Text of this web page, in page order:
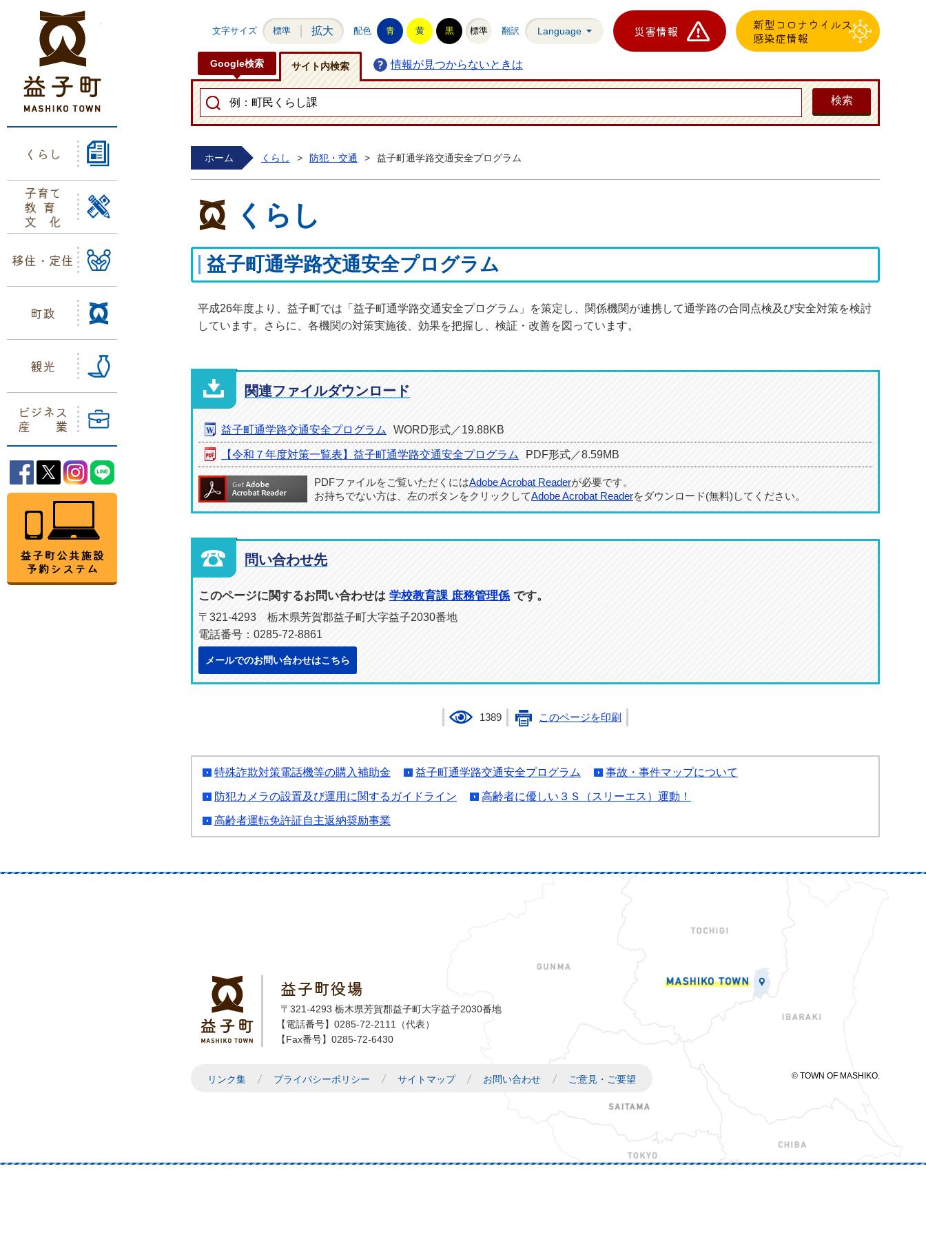
くらし
子育て
教育
文化
移住・定住
町政
観光
ビジネス
産業
益子町Facebook
益子町Twitter
益子町Instagram
益子町公共施設予約システム
文字サイズ 標準 拡大 配色 青 黄 黒 標準 翻訳 Language 災害情報
新型コロナウイルス
感染症情報
Google検索 サイト内検索 情報が見つからないときは
ホーム くらし > 防犯・交通 > 益子町通学路交通安全プログラム
くらし
益子町通学路交通安全プログラム
平成26年度より、益子町では「益子町通学路交通安全プログラム」を策定し、関係機関が連携して通学路の合同点検及び安全対策を検討
しています。さらに、各機関の対策実施後、効果を把握し、検証・改善を図っています。
関連ファイルダウンロード
益子町通学路交通安全プログラム WORD形式／19.88KB
【令和７年度対策一覧表】益子町通学路交通安全プログラム PDF形式／8.59MB
PDFファイルをご覧いただくにはAdobe Acrobat Readerが必要です。
お持ちでない方は、左のボタンをクリックしてAdobe Acrobat Readerをダウンロード(無料)してください。
問い合わせ先
このページに関するお問い合わせは 学校教育課 庶務管理係 です。
〒321-4293 栃木県芳賀郡益子町大字益子2030番地
電話番号：0285-72-8861
メールでのお問い合わせはこちら
1389 このページを印刷
特殊詐欺対策電話機等の購入補助金 益子町通学路交通安全プログラム 事故・事件マップについて
防犯カメラの設置及び運用に関するガイドライン 高齢者に優しい３Ｓ（スリーエス）運動！
高齢者運転免許証自主返納奨励事業
益子町
益子町役場
〒321-4293 栃木県芳賀郡益子町大字益子2030番地
【電話番号】0285-72-2111（代表）
【Fax番号】0285-72-6430
リンク集 プライバシーポリシー サイトマップ お問い合わせ ご意見・ご要望 © TOWN OF MASHIKO.